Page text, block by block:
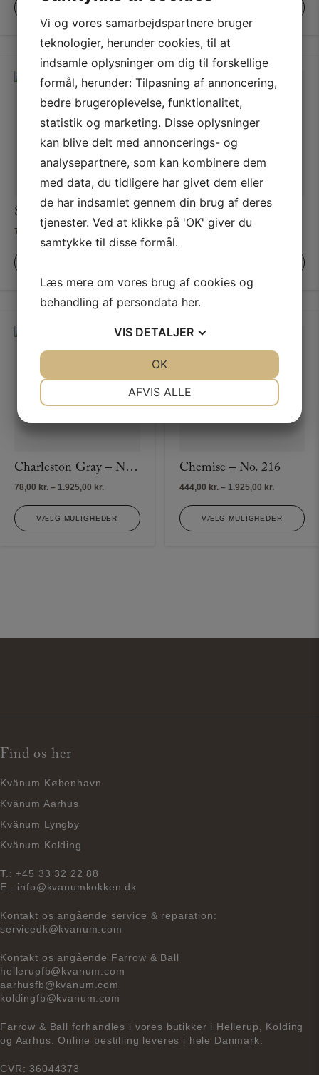
1.925,00 kr.
Skimming Stone – No. 241
78,00 kr.
78,00 kr.
Dimpse – No. 277
kr.
1.925,00 kr.
Charleston Gray – No. 243
78,00 kr. – 1.925,00 kr.Prisinterval:
1.925,00 kr.
VÆLG MULIGHEDER
Chemise – No. 216
444,00 kr. – 1.925,00 kr.
1.925,00 kr.
VÆLG MULIGHEDER
Find os her
Kvänum København
Kvänum Aarhus
Kvänum Lyngby
Kvänum Kolding
T.:+45 33 32 22 88
E.: info@kvanumkokken.dk
Kontakt os angående service & reparation:
servicedk@kvanum.com
Kontakt os angående Farrow & Ball
hellerupfb@kvanum.com
aarhusfb@kvanum.com
koldingfb@kvanum.com
Farrow & Ball forhandles i vores butikker i Hellerup, Kolding
og Aarhus. Online bestilling leveres i hele Danmark.
CVR: 36044373
Vi og vores samarbejdspartnere bruger
teknologier, herunder cookies, til at
indsamle oplysninger om dig til forskellige
formål, herunder: Tilpasning af annoncering,
bedre brugeroplevelse, funktionalitet,
statistik og marketing. Disse oplysninger
kan blive delt med annoncerings- og
analysepartnere, som kan kombinere dem
med data, du tidligere har givet dem eller
de har indsamlet gennem din brug af deres
tjenester. Ved at klikke på 'OK' giver du
samtykke til disse formål.
Læs mere om vores brug af cookies og
behandling af persondata her.
VIS DETALJER
AFVIS ALLE
OK